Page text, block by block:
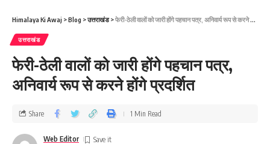
Himalaya Ki Awaj >Blog >उत्तराखंड>फेरी-ठेली वालों को जारी होंगे पहचान पत्र, अनिवार्य रूप से करने होंगे प्रदर्शित
उत्तराखंड
फेरी-ठेली वालों को जारी होंगे पहचान पत्र,
अनिवार्य रूप से करने होंगे प्रदर्शित
Web Editor
Share 1 Min Read